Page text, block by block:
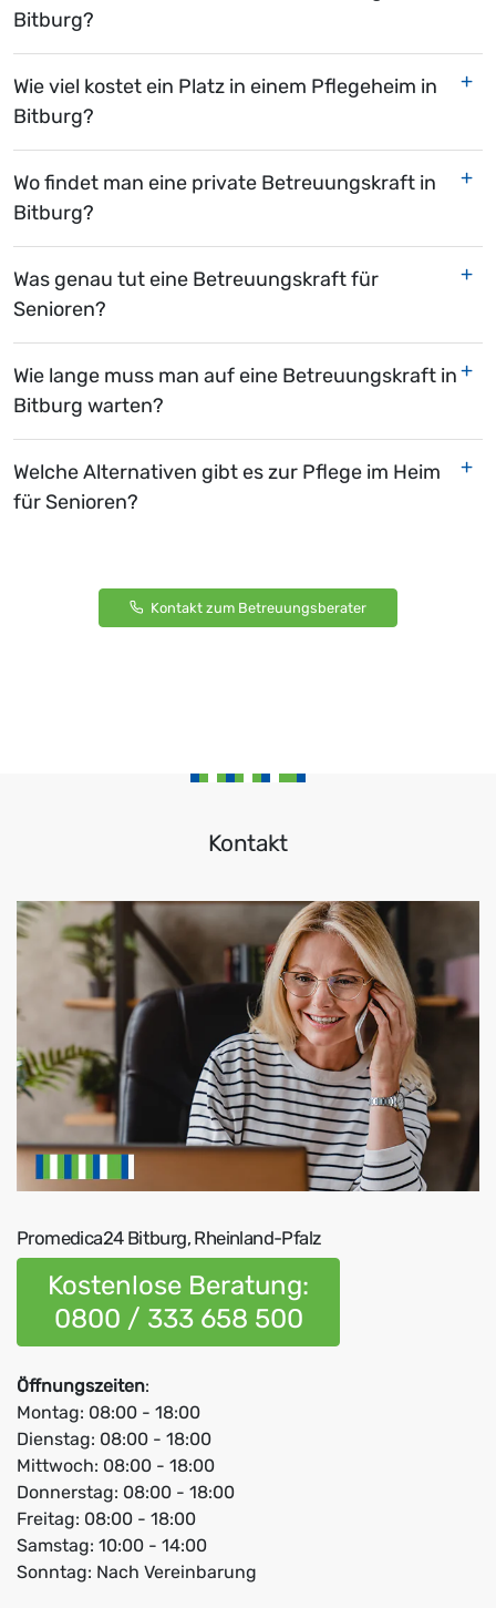
Bitburg?
Wie viel kostet ein Platz in einem Pflegeheim in
Bitburg?
Wo findet man eine private Betreuungskraft in
Bitburg?
Was genau tut eine Betreuungskraft für
Senioren?
Wie lange muss man auf eine Betreuungskraft in
Bitburg warten?
Welche Alternativen gibt es zur Pflege im Heim
für Senioren?
Kontakt zum Betreuungsberater
Kontakt
Promedica24 Bitburg, Rheinland-Pfalz
Kostenlose Beratung:
0800 / 333 658 500
Öffnungszeiten:
Montag: 08:00 - 18:00
Dienstag: 08:00 - 18:00
Mittwoch: 08:00 - 18:00
Donnerstag: 08:00 - 18:00
Freitag: 08:00 - 18:00
Samstag: 10:00 - 14:00
Sonntag: Nach Vereinbarung